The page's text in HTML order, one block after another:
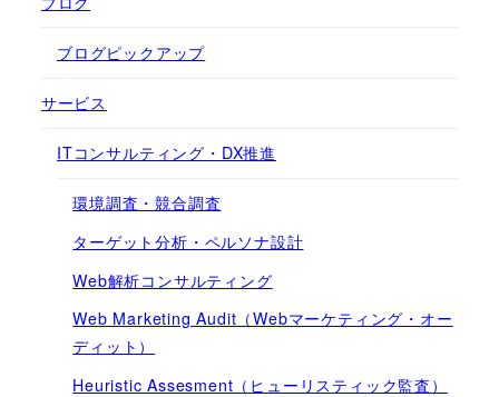
ブログピックアップ
サービス
ITコンサルティング・DX推進
環境調査・競合調査
ターゲット分析・ペルソナ設計
Web解析コンサルティング
Web Marketing Audit（Webマーケティング・オー
ディット）
Heuristic Assesment（ヒューリスティック監査）